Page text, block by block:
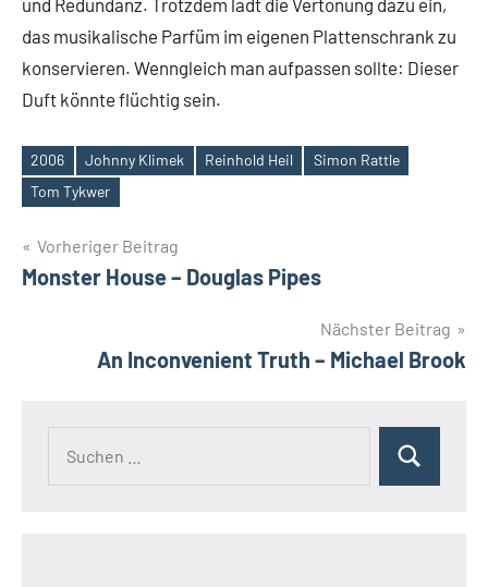
und Redundanz. Trotzdem lädt die Vertonung dazu ein,
das musikalische Parfüm im eigenen Plattenschrank zu
konservieren. Wenngleich man aufpassen sollte: Dieser
Duft könnte flüchtig sein.
Schlagwörter
2006 Johnny Klimek Reinhold Heil
Simon Rattle
Tom Tykwer
Beitragsnavigation
Vorheriger Beitrag
Monster House – Douglas Pipes
Nächster Beitrag
An Inconvenient Truth – Michael Brook
Suchen